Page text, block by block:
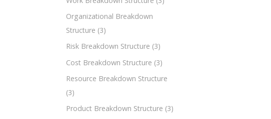
Organizational Breakdown
Structure (3)
Risk Breakdown Structure (3)
Cost Breakdown Structure (3)
Resource Breakdown Structure
(3)
Product Breakdown Structure (3)